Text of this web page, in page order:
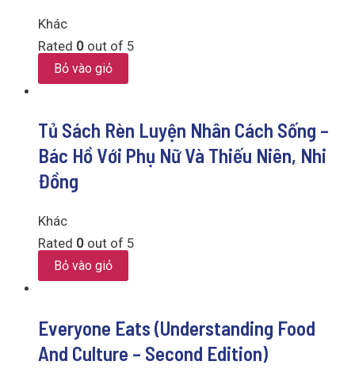
Khác
Rated 0 out of 5
Bỏ vào giỏ
Tủ Sách Rèn Luyện Nhân Cách Sống –
Bác Hồ Với Phụ Nữ Và Thiếu Niên, Nhi
Đồng
Khác
Rated 0 out of 5
Bỏ vào giỏ
Everyone Eats (Understanding Food
And Culture – Second Edition)